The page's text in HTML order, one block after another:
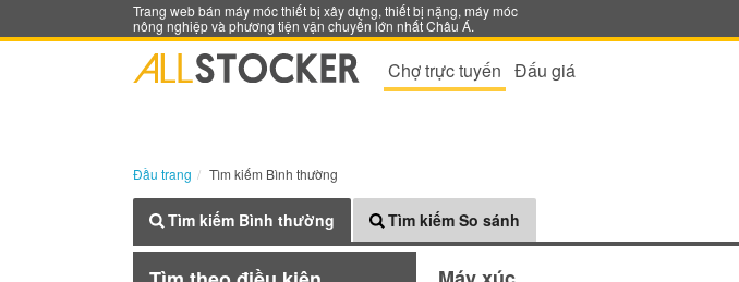
Trang web bán máy móc thiết bị xây dựng, thiết bị nặng, máy móc
nông nghiệp và phương tiện vận chuyển lớn nhất Châu Á.
Chợ trực tuyến Đấu giá
Đầu trang Tìm kiếm Bình thường
Tìm kiếm Bình thường Tìm kiếm So sánh